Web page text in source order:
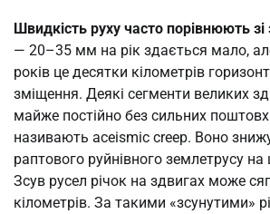
Швидкість руху часто порівнюють зі
— 20–35 мм на рік здається мало,
років це десятки кілометрів
зміщення. Деякі сегменти великих
майже постійно без сильних
називають асеismic creep. Воно
раптового руйнівного землетрусу на
Зсув русел річок на здвигах може
кілометрів. За такими «зсунутими»